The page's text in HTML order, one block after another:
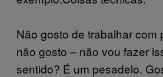
Não gosto de trabalhar com
não gosto – não vou fazer
sentido? É um pesadelo.